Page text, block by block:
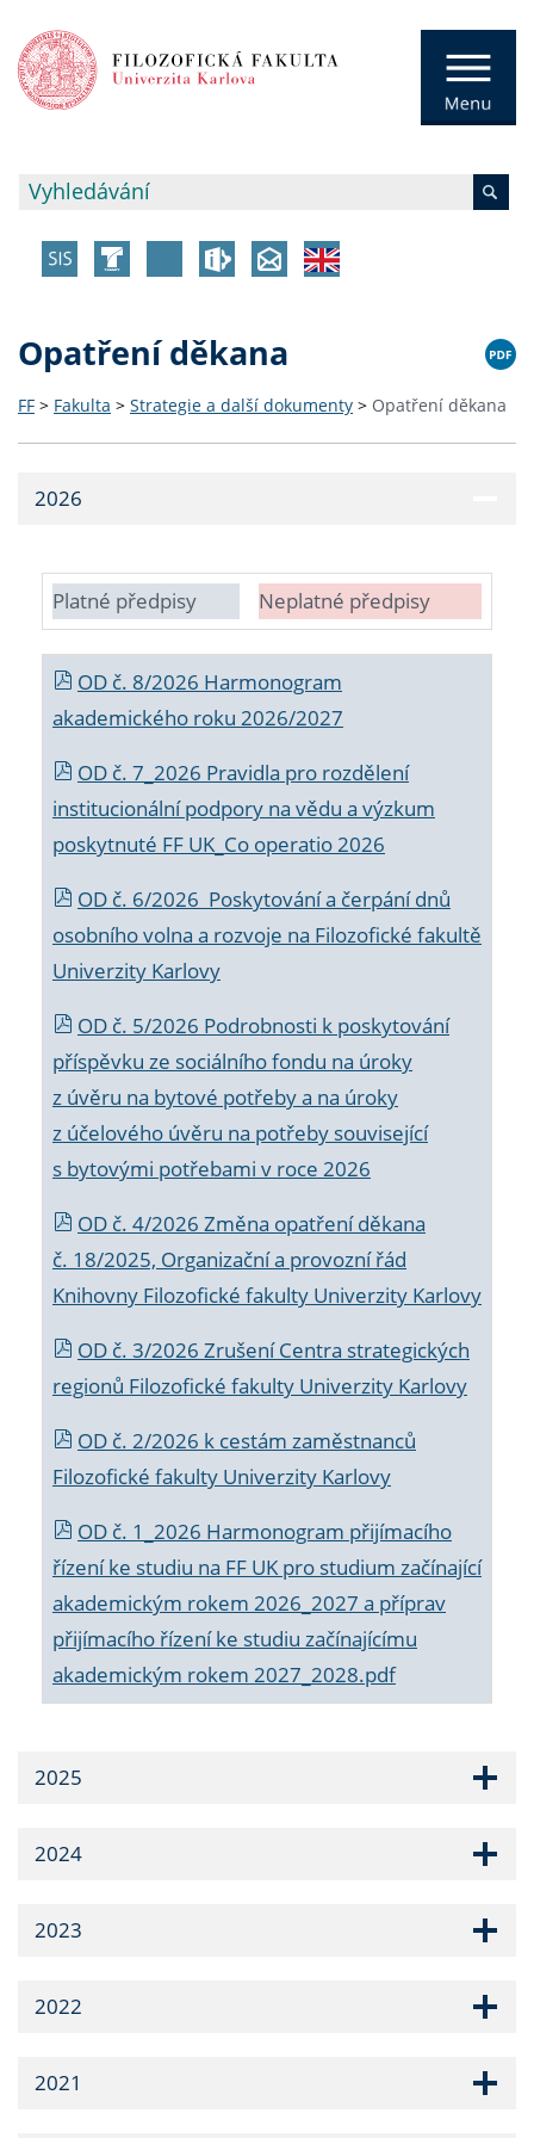
Opatření děkana
FF > Fakulta > Strategie a další dokumenty > Opatření děkana
2026
Platné předpisy Neplatné předpisy
OD č. 8/2026 Harmonogram
akademického roku 2026/2027
OD č. 7_2026 Pravidla pro rozdělení
institucionální podpory na vědu a výzkum
poskytnuté FF UK_Co operatio 2026
OD č. 6/2026 Poskytování a čerpání dnů
osobního volna a rozvoje na Filozofické fakultě
Univerzity Karlovy
OD č. 5/2026 Podrobnosti k poskytování
příspěvku ze sociálního fondu na úroky
z úvěru na bytové potřeby a na úroky
z účelového úvěru na potřeby související
s bytovými potřebami v roce 2026
OD č. 4/2026 Změna opatření děkana
č. 18/2025, Organizační a provozní řád
Knihovny Filozofické fakulty Univerzity Karlovy
OD č. 3/2026 Zrušení Centra strategických
regionů Filozofické fakulty Univerzity Karlovy
OD č. 2/2026 k cestám zaměstnanců
Filozofické fakulty Univerzity Karlovy
OD č. 1_2026 Harmonogram přijímacího
řízení ke studiu na FF UK pro studium začínající
akademickým rokem 2026_2027 a příprav
přijímacího řízení ke studiu začínajícímu
akademickým rokem 2027_2028.pdf
2025
2024
2023
2022
2021